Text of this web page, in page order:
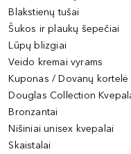
Blakstienų tušai
Šukos ir plaukų šepečiai
Lūpų blizgiai
Veido kremai vyrams
Kuponas / Dovanų kortelė
Douglas Collection
Bronzantai
Nišiniai unisex kvepalai
Skaistalai